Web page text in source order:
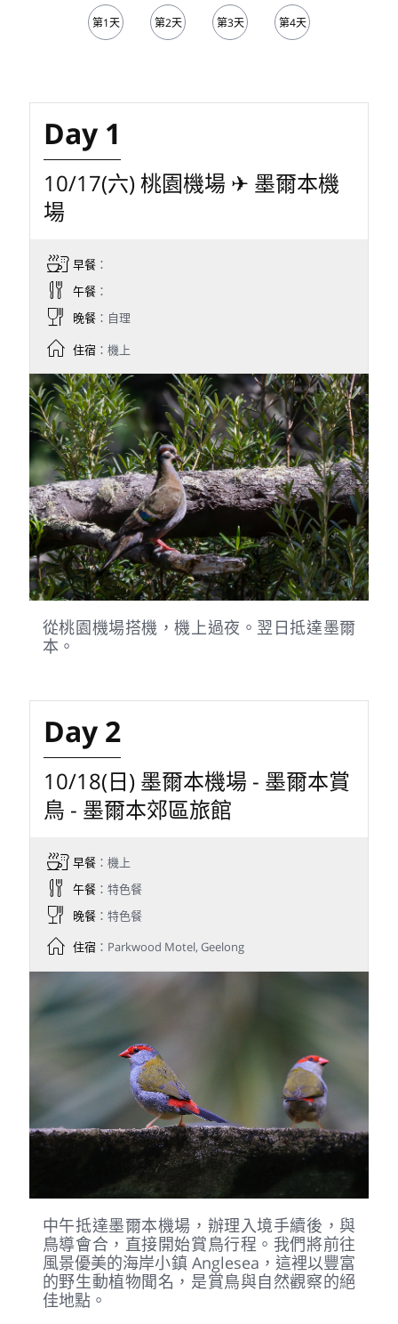
第1天 第2天 第3天 第4天
Day 1
10/17(六) 桃園機場 ✈ 墨爾本機
場
早餐：
午餐：
晚餐：自理
住宿：機上
從桃園機場搭機，機上過夜。翌日抵達墨爾
本。
Day 2
10/18(日) 墨爾本機場 - 墨爾本賞
鳥 - 墨爾本郊區旅館
早餐：機上
午餐：特色餐
晚餐：特色餐
住宿：Parkwood Motel, Geelong
中午抵達墨爾本機場，辦理入境手續後，與
鳥導會合，直接開始賞鳥行程。我們將前往
風景優美的海岸小鎮 Anglesea，這裡以豐富
的野生動植物聞名，是賞鳥與自然觀察的絕
佳地點。